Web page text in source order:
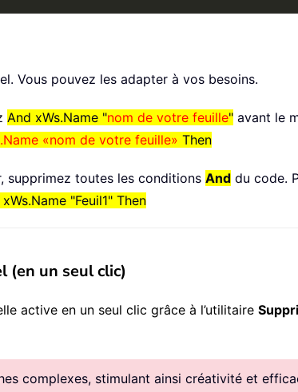
Vous pouvez les adapter à vos besoins.
And xWs.Name "nom de votre feuille" avant le
«nom de votre feuille» Then
supprimez toutes les conditions And du code.
xWs.Name "Feuil1" Then
(en un seul clic)
active en un seul clic grâce à l’utilitaire
complexes, stimulant ainsi créativité et